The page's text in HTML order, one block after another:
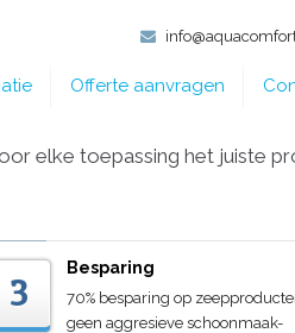
Offerte aanvragen
elke toepassing het juiste
3
Besparing
70% besparing op
geen aggresieve schoonmaak-